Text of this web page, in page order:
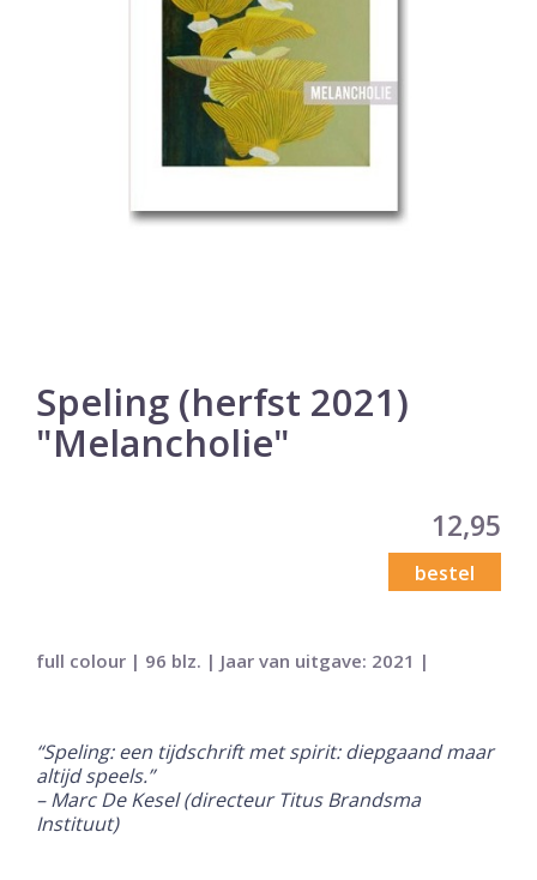
Speling (herfst 2021)
"Melancholie"
12,95
bestel
full colour | 96 blz. | Jaar van uitgave: 2021 |
“Speling: een tijdschrift met spirit: diepgaand maar
altijd speels.”
– Marc De Kesel(directeur Titus Brandsma
Instituut)